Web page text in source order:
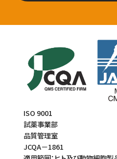
ISO 9001
試薬事業部
品質管理室
JCQA－1861